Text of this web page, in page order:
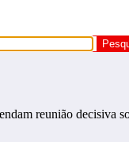
reunião decisiva